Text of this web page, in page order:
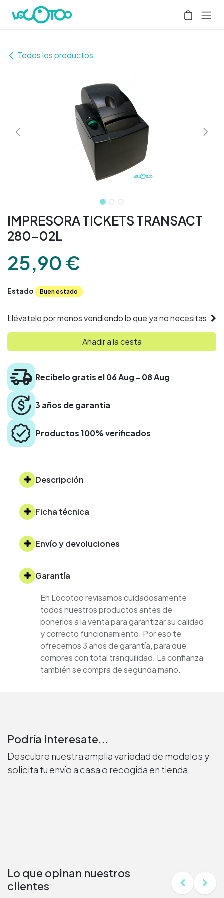
Ir al contenido
Todos los productos
IMPRESORA TICKETS TRANSACT
280-02L
25,90 €
Estado Buen estado
Llévatelo por menos vendiendo lo que ya no necesitas
Añadir a la cesta
Recíbelo gratis el 06 Aug - 08 Aug
3 años de garantía
Productos 100% verificados
Descripción
Ficha técnica
Envío y devoluciones
Garantía
En Locotoo revisamos cuidadosamente
todos nuestros productos antes de
ponerlos a la venta para garantizar su calidad
y correcto funcionamiento. Por eso te
ofrecemos 3 años de garantía, para que
compres con total tranquilidad. La confianza
también se compra de segunda mano.
Podría interesate...
Descubre nuestra amplia variedad de modelos y
solicita tu envío a casa o recogida en tienda.
Lo que opinan nuestros
clientes